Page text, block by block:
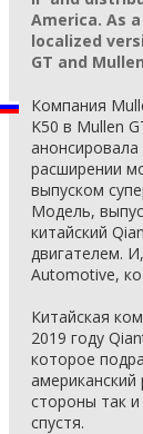
America. As
localized
GT and
Компания
K50 в Mullen
анонсировала
расширении
выпуском
Модель,
китайский
двигателем.
Automotive,
Китайская
2019 году
которое
американский
стороны так
спустя.